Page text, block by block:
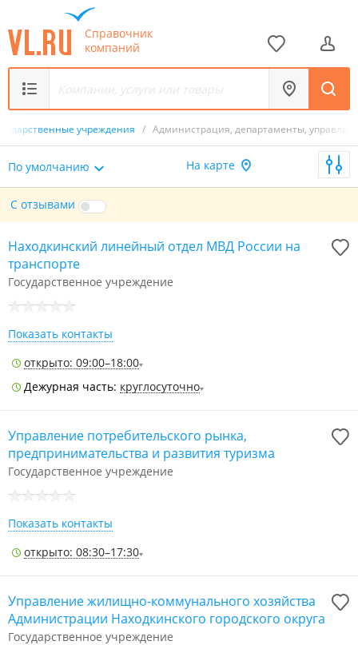
Справочник
компаний
учреждения / Администрация, департаменты,
По умолчанию На карте
С отзывами
Находкинский линейный отдел МВД России на
транспорте
Государственное учреждение
Показать контакты
открыто: 09:00–18:00
Дежурная часть: круглосуточно
Управление потребительского рынка,
предпринимательства и развития туризма
Государственное учреждение
Показать контакты
открыто: 08:30–17:30
Управление жилищно-коммунального хозяйства
Администрации Находкинского городского округа
Государственное учреждение